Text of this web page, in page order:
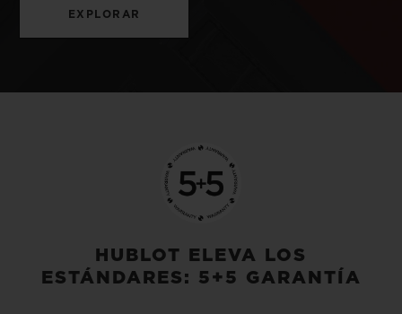
EXPLORAR
HUBLOT ELEVA LOS
ESTÁNDARES: 5+5 GARANTÍA